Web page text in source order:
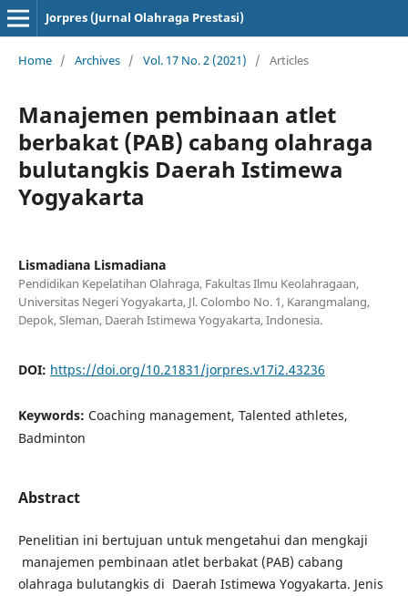
Jorpres (Jurnal Olahraga Prestasi)
Home / Archives / Vol. 17 No. 2 (2021) / Articles
Manajemen pembinaan atlet
berbakat (PAB) cabang olahraga
bulutangkis Daerah Istimewa
Yogyakarta
Lismadiana Lismadiana
Pendidikan Kepelatihan Olahraga, Fakultas Ilmu Keolahragaan,
Universitas Negeri Yogyakarta, Jl. Colombo No. 1, Karangmalang,
Depok, Sleman, Daerah Istimewa Yogyakarta, Indonesia.
DOI: https://doi.org/10.21831/jorpres.v17i2.43236
Keywords: Coaching management, Talented athletes,
Badminton
Abstract
Penelitian ini bertujuan untuk mengetahui dan mengkaji
manajemen pembinaan atlet berbakat (PAB) cabang
olahraga bulutangkis di Daerah Istimewa Yogyakarta. Jenis